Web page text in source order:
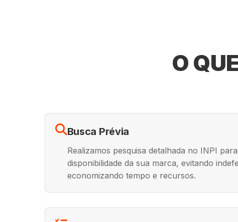
O
Busca Prévia
Realizamos pesquisa detalhada no INPI
disponibilidade da sua marca, evitando
economizando tempo e recursos.